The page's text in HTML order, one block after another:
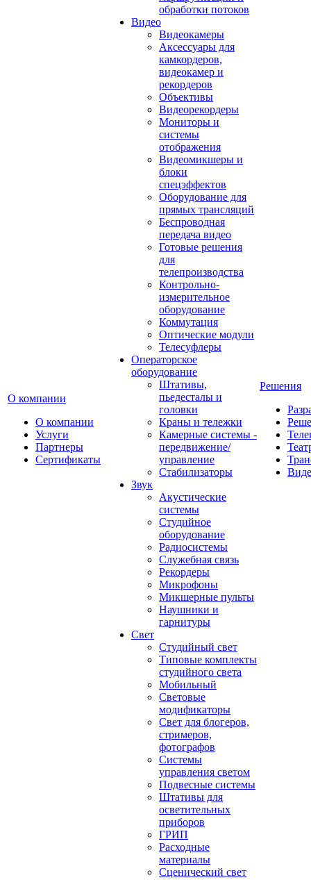
О компании
О компании
Услуги
Партнеры
Сертификаты
обработки потоков
Видео
Видеокамеры
Аксессуары для
камкордеров,
видеокамер и
рекордеров
Объективы
Видеорекордеры
Мониторы и
системы
отображения
Видеомикшеры и
блоки
спецэффектов
Оборудование для
прямых трансляций
Беспроводная
передача видео
Готовые решения
для
телепроизводства
Контрольно-
измерительное
оборудование
Коммутация
Оптические модули
Телесуфлеры
Операторское
оборудование
Штативы,
пьедесталы и
головки
Краны и тележки
Камерные системы -
передвижение/
управление
Стабилизаторы
Звук
Акустические
системы
Студийное
оборудование
Радиосистемы
Служебная связь
Рекордеры
Микрофоны
Микшерные пульты
Наушники и
гарнитуры
Свет
Студийный свет
Типовые комплекты
студийного света
Мобильный
Световые
модификаторы
Свет для блогеров,
стримеров,
фотографов
Системы
управления светом
Подвесные системы
Штативы для
осветительных
приборов
ГРИП
Расходные
материалы
Сценический свет
Решения